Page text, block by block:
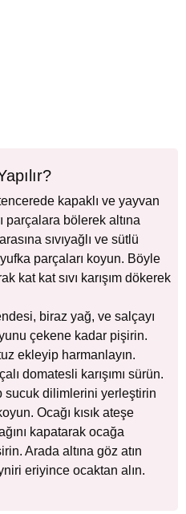
kapaklı ve yayvan
parçalara bölerek altına
sıvıyağlı ve sütlü
parçaları koyun. Böyle
kat kat sıvı karışım dökerek
biraz yağ, ve salçayı
çekene kadar pişirin.
ekleyip harmanlayın.
domatesli karışımı sürün.
sucuk dilimlerini yerleştirin
Ocağı kısık ateşe
kapatarak ocağa
Arada altına göz atın
eriyince ocaktan alın.